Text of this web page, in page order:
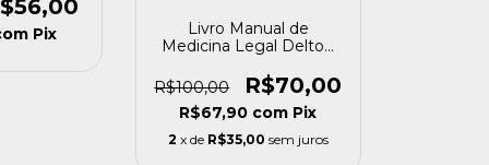
Pix
Livro Manual de
Medicina Legal Delton
Junior [usado]
R$100,00 R$70,00
R$67,90 com Pix
2 x de R$35,00 sem juros